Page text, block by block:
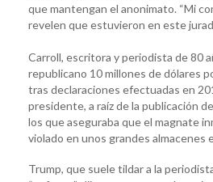
que mantengan el anonimato. “Mi
revelen que estuvieron en este
Carroll, escritora y periodista de 80
republicano 10 millones de dólares
tras declaraciones efectuadas en
presidente, a raíz de la publicación
los que aseguraba que el magnate
violado en unos grandes almacenes
Trump, que suele tildar a la